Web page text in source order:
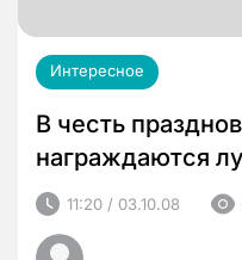
Интересное
В честь
награждаются
11:20 / 03.10.08